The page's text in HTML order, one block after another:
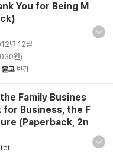
You for Being M
년 12월
원)
고 변경
Family Busines
for Business, the F
(Paperback, 2n